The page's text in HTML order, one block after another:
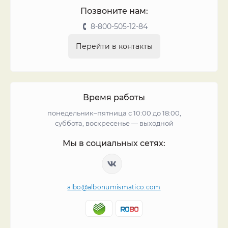
Позвоните нам:
8-800-505-12-84
Перейти в контакты
Время работы
понедельник–пятница с 10:00 до 18:00,
суббота, воскресенье — выходной
Мы в социальных сетях:
albo@albonumismatico.com